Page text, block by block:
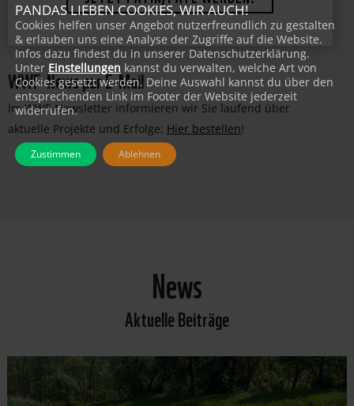
JETZT PATIN/PATE WERDEN!
WWF-News per E-Mail
Im WWF-Newsletter informieren wir Sie laufend über
aktuelle Projekte und Erfolge: Hier bestellen!
News
Aktuelle Beiträge
PANDAS LIEBEN COOKIES, WIR AUCH!
Cookies helfen unser Angebot nutzerfreundlich zu gestalten
& erlauben uns eine Analyse der Zugriffe auf die Website.
Infos dazu findest du in unserer Datenschutzerklärung.
Unter Einstellungen kannst du verwalten, welche Art von
Cookies gesetzt werden. Deine Auswahl kannst du über den
entsprechenden Link im Footer der Website jederzeit
widerrufen.
Zustimmen Ablehnen